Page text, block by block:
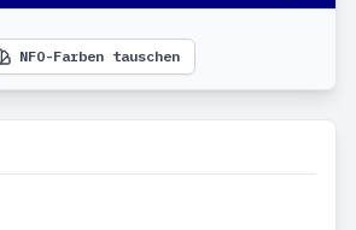
NFO-Farben tauschen